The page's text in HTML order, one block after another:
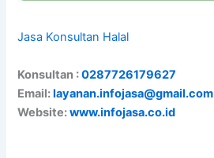
Jasa Konsultan Halal
Konsultan :0287726179627
Email:layanan.infojasa@gmail.com
Website:www.infojasa.co.id